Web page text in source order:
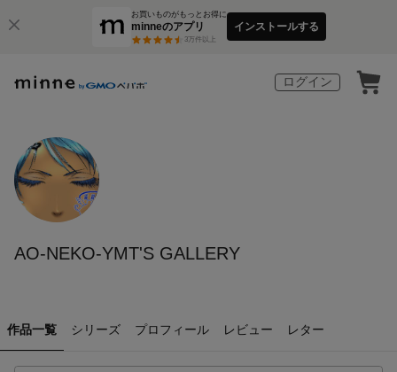
お買いものがもっとお得に
minneのアプリ
3万件以上
インストールする
ログイン
AO-NEKO-YMT'S GALLERY
作品一覧 シリーズ プロフィール レビュー レター